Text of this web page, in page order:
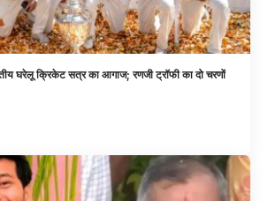
घरेलू क्रिकेट सत्र का आगाज; रणजी ट्रॉफी का दो चरणों